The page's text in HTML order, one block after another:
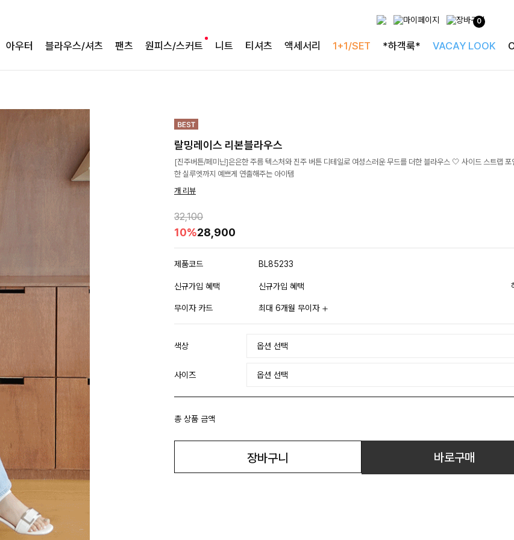
0
아우터 블라우스/셔츠 팬츠 원피스/스커트 니트 티셔츠 액세서리 1+1/SET *하객룩* VACAY LOOK
랄밍레이스 리본블라우스
[진주버튼/페미닌]은은한 주름 텍스처와 진주 버튼 디테일로 여성스러운 무드를 더한 블라우스 🤍 사이드 스트랩 포
한 실루엣까지 예쁘게 연출해주는 아이템
개 리뷰
32,100
10%28,900
제품코드 BL85233
신규가입 혜택 신규가입 혜택
무이자 카드 최대 6개월 무이자
색상
사이즈
총 상품 금액
장바구니 바로구매